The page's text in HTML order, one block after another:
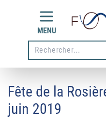
MENU
Rechecher
Fête de la
juin 2019